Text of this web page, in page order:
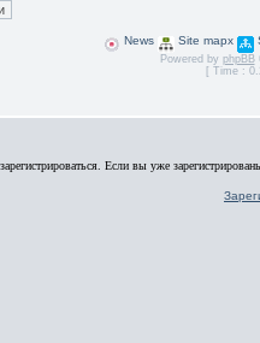
News Site mapx
Powered by phpBB
[ Time :
Если вы уже